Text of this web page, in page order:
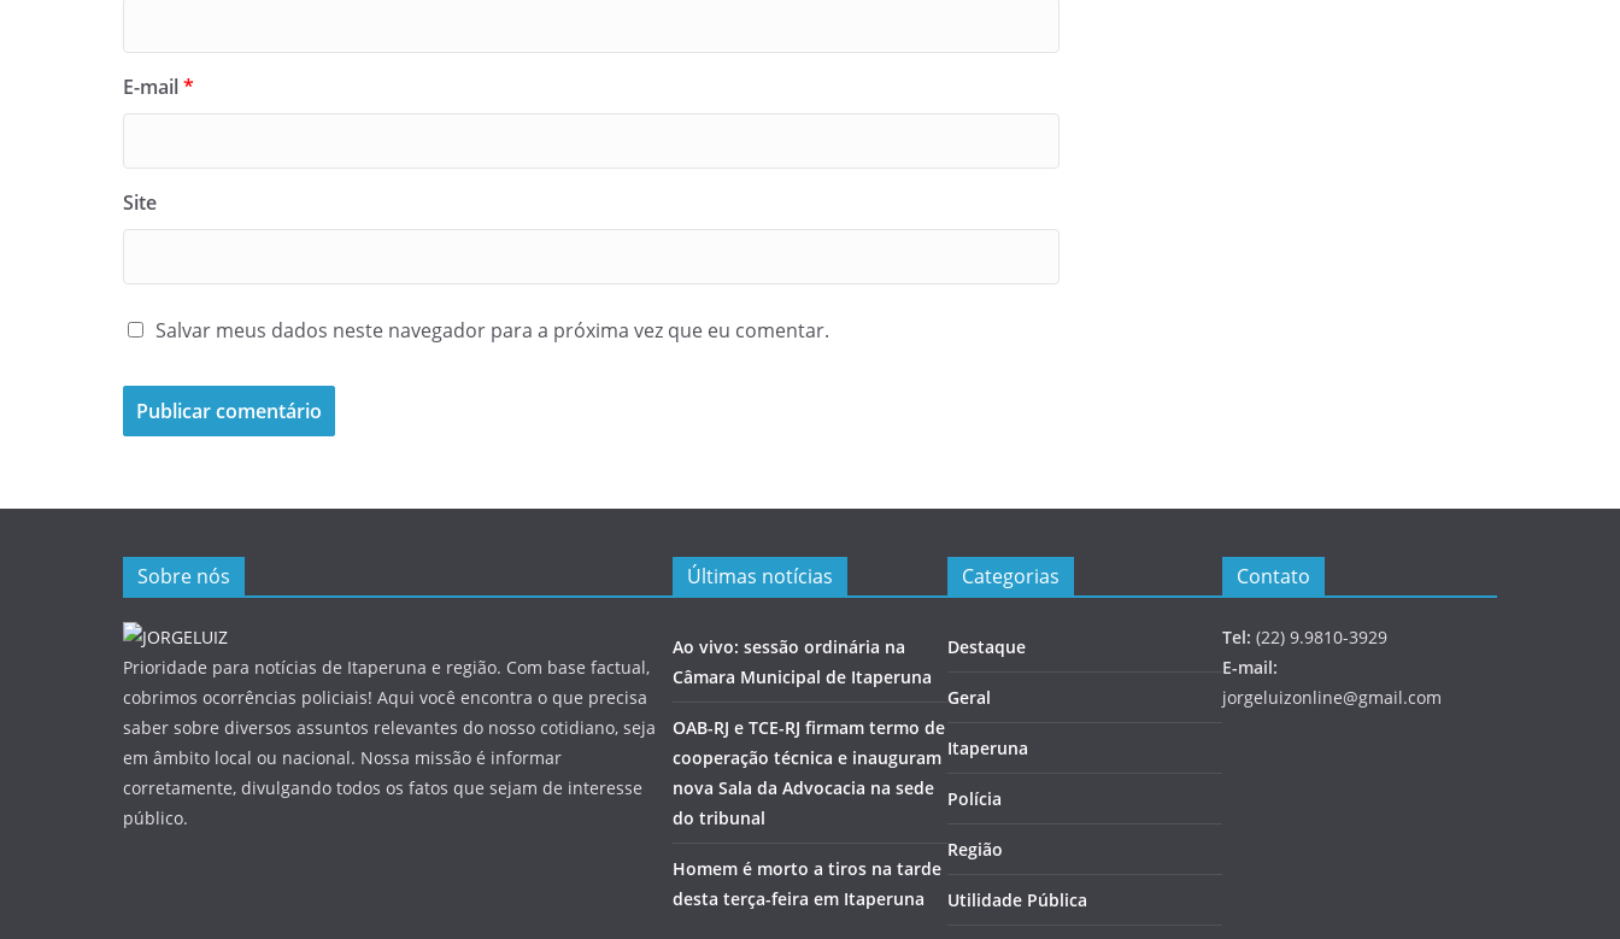
E-mail*
Site
Salvar meus dados neste navegador para a próxima vez que eu comentar.
Sobre nós
Prioridade para notícias de Itaperuna e região. Com base factual,
cobrimos ocorrências policiais! Aqui você encontra o que precisa
saber sobre diversos assuntos relevantes do nosso cotidiano, seja
em âmbito local ou nacional. Nossa missão é informar
corretamente, divulgando todos os fatos que sejam de interesse
público.
Últimas notícias
Ao vivo: sessão ordinária na
Câmara Municipal de Itaperuna
OAB-RJ e TCE-RJ firmam termo de
cooperação técnica e inauguram
nova Sala da Advocacia na sede
do tribunal
Homem é morto a tiros na tarde
desta terça-feira em Itaperuna
Categorias
Destaque
Geral
Itaperuna
Polícia
Região
Utilidade Pública
Contato
Tel: (22) 9.9810-3929
E-mail:
jorgeluizonline@gmail.com